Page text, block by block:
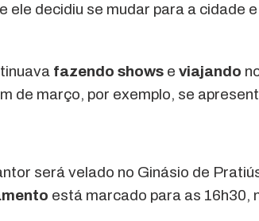
ele decidiu se mudar para a cidade
fazendo showse viajando
de março, por exemplo, se
será velado no Ginásio de
está marcado para as 16h30,